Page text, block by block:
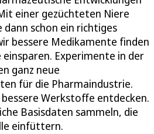
einer gezüchteten Niere
dann schon ein richtiges
bessere Medikamente finden
Experimente in der
ganz neue
für die Pharmaindustrie.
bessere Werkstoffe entdecken.
Basisdaten sammeln, die
einfüttern.